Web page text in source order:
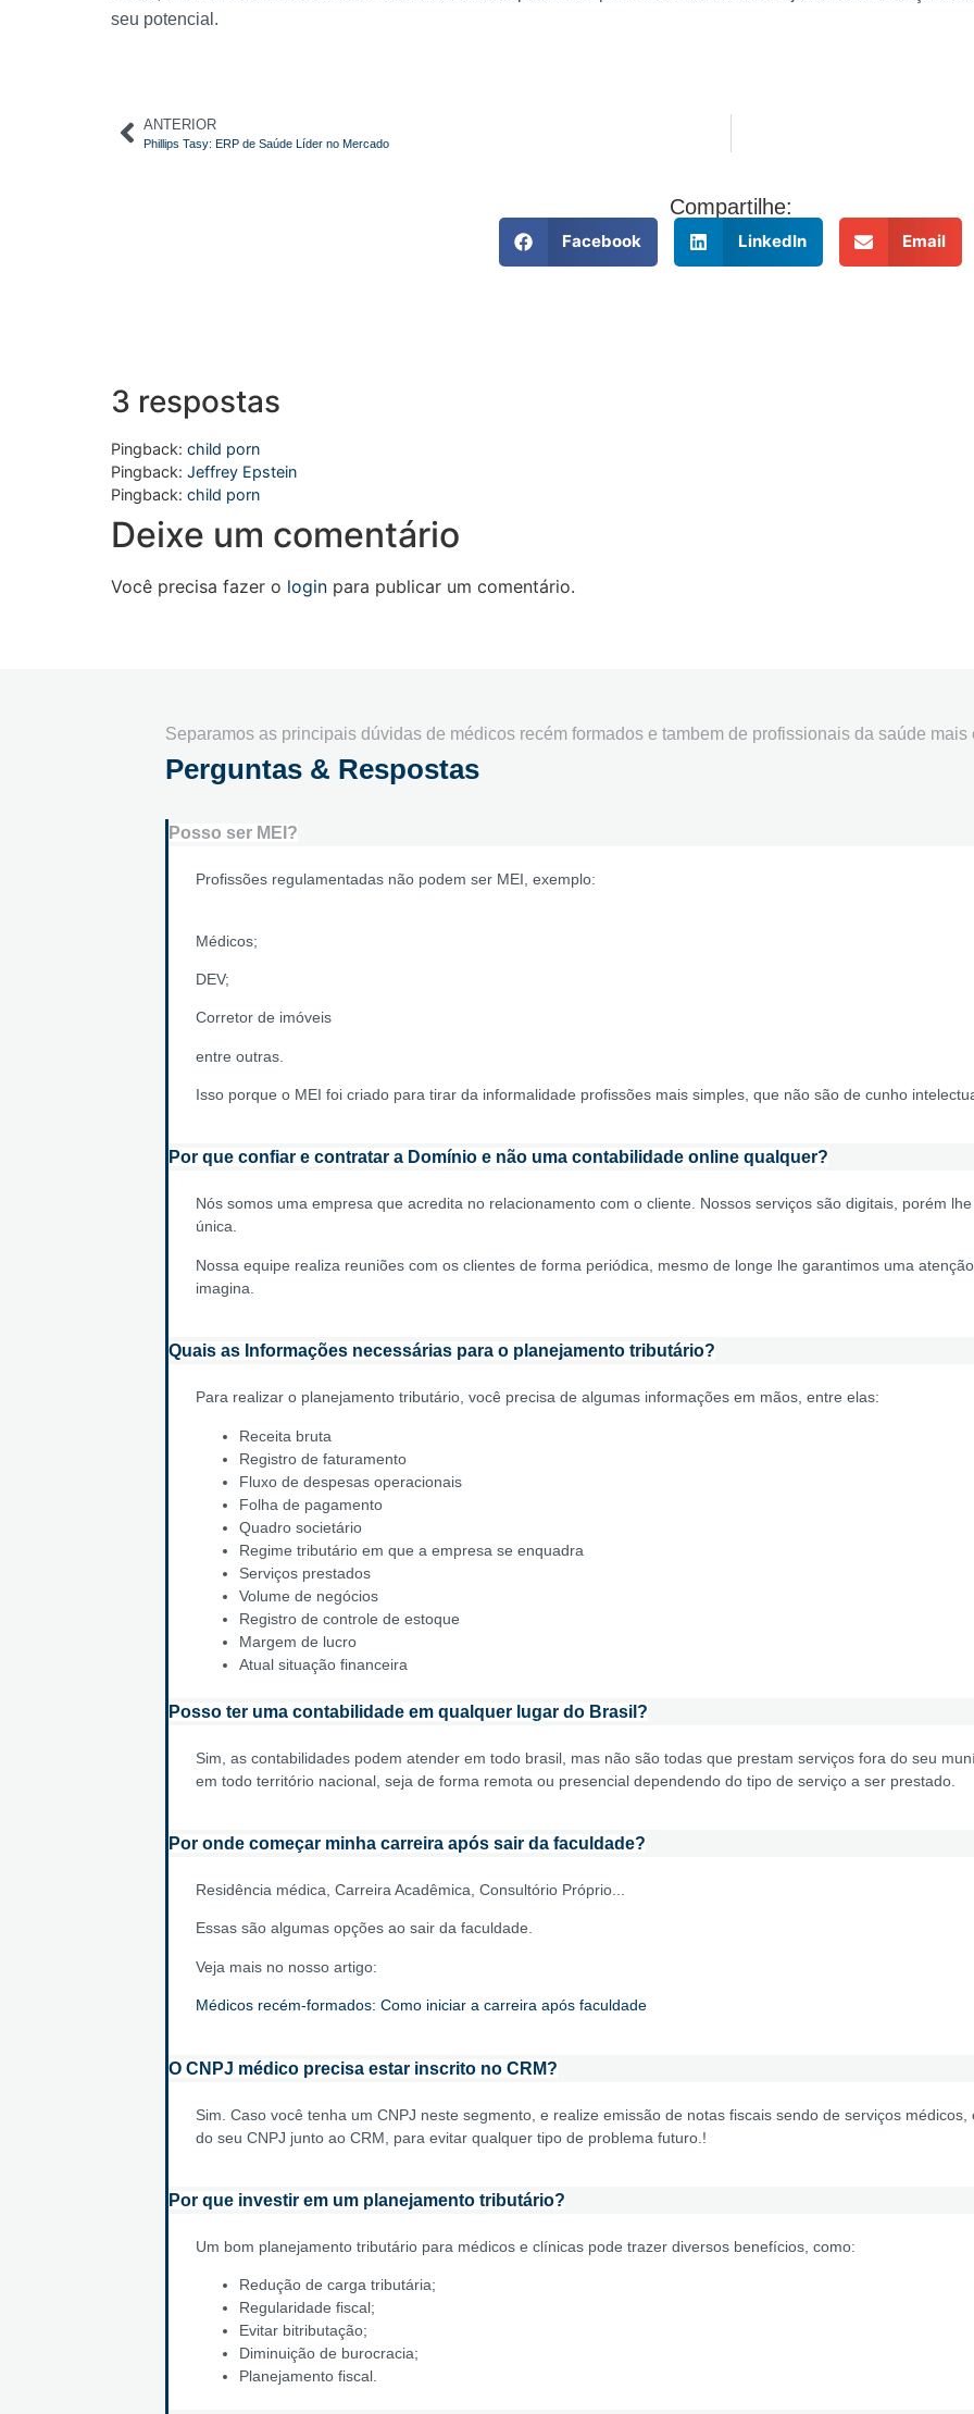
seu potencial.
ANTERIOR
Phillips Tasy: ERP de Saúde Líder no Mercado
Compartilhe:
Facebook LinkedIn Email
3 respostas
Pingback: child porn
Pingback: Jeffrey Epstein
Pingback: child porn
Deixe um comentário
Você precisa fazer o login para publicar um comentário.
Separamos as principais dúvidas de médicos recém formados e tambem de profissionais da saúde mais
Perguntas & Respostas
Posso ser MEI?
Profissões regulamentadas não podem ser MEI, exemplo:
Médicos;
DEV;
Corretor de imóveis
entre outras.
Isso porque o MEI foi criado para tirar da informalidade profissões mais simples, que não são de cunho
Por que confiar e contratar a Domínio e não uma contabilidade online qualquer?
Nós somos uma empresa que acredita no relacionamento com o cliente. Nossos serviços são digitais, porém
única.
Nossa equipe realiza reuniões com os clientes de forma periódica, mesmo de longe lhe garantimos uma
imagina.
Quais as Informações necessárias para o planejamento tributário?
Para realizar o planejamento tributário, você precisa de algumas informações em mãos, entre elas:
Receita bruta
Registro de faturamento
Fluxo de despesas operacionais
Folha de pagamento
Quadro societário
Regime tributário em que a empresa se enquadra
Serviços prestados
Volume de negócios
Registro de controle de estoque
Margem de lucro
Atual situação financeira
Posso ter uma contabilidade em qualquer lugar do Brasil?
Sim, as contabilidades podem atender em todo brasil, mas não são todas que prestam serviços fora do seu
em todo território nacional, seja de forma remota ou presencial dependendo do tipo de serviço a ser prestado.
Por onde começar minha carreira após sair da faculdade?
Residência médica, Carreira Acadêmica, Consultório Próprio...
Essas são algumas opções ao sair da faculdade.
Veja mais no nosso artigo:
Médicos recém-formados: Como iniciar a carreira após faculdade
O CNPJ médico precisa estar inscrito no CRM?
Sim. Caso você tenha um CNPJ neste segmento, e realize emissão de notas fiscais sendo de serviços
do seu CNPJ junto ao CRM, para evitar qualquer tipo de problema futuro.!
Por que investir em um planejamento tributário?
Um bom planejamento tributário para médicos e clínicas pode trazer diversos benefícios, como:
Redução de carga tributária;
Regularidade fiscal;
Evitar bitributação;
Diminuição de burocracia;
Planejamento fiscal.